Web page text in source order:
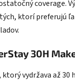
coverage.
ktorí preferujú
30H
vydržava až 30